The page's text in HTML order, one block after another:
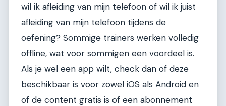
wil ik afleiding van mijn telefoon of wil ik juist
afleiding van mijn telefoon tijdens de
oefening? Sommige trainers werken volledig
offline, wat voor sommigen een voordeel is.
Als je wel een app wilt, check dan of deze
beschikbaar is voor zowel iOS als Android en
of de content gratis is of een abonnement